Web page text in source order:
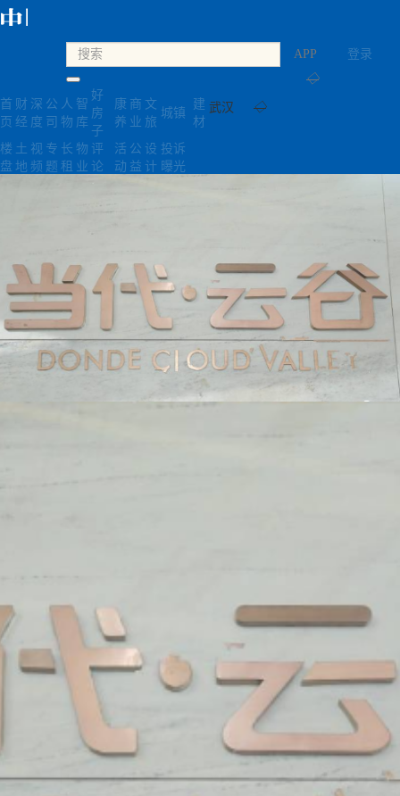
登录
APP
◇
武汉 ◇
首
页
财
经
深
度
公
司
人
物
智
库
好
房
子
康
养
商
业
文
旅 城镇 建
材
楼
盘
土
地
视
频
专
题
长
租
物
业
评
论
活
动
公
益
设
计
投诉
曝光